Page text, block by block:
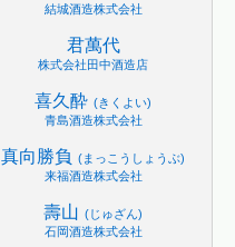
結城酒造株式会社
君萬代
株式会社田中酒造店
喜久酔 (きくよい)
青島酒造株式会社
真向勝負 (まっこうしょうぶ)
来福酒造株式会社
壽山 (じゅざん)
石岡酒造株式会社